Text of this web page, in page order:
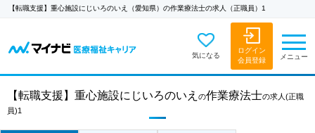
【転職支援】重心施設にじいろのいえ（愛知県）の作業療法士の求人（正職員）1
気になる
ログイン
会員登録
メニュー
【転職支援】 重心施設にじいろのいえ の作業療法士の求人 (正職
員)1